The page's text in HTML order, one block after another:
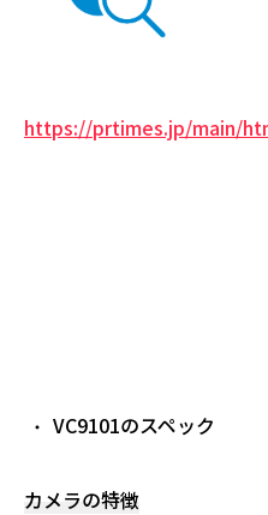
https://prtimes.jp/main/
VC9101のスペック
カメラの特徴